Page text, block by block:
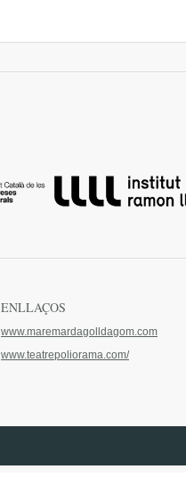
ENLLAÇOS
www.maremardagolldagom.com
www.teatrepoliorama.com/